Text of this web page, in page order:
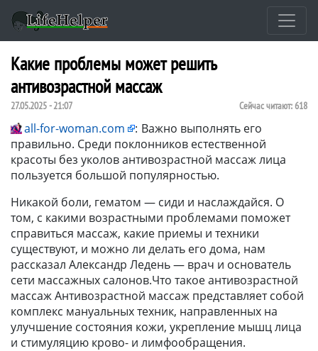
Какие проблемы может решить
антивозрастной массаж
27.05.2025 - 21:07 Сейчас читают:618
all-for-woman.com : Важно выполнять его
правильно. Среди поклонников естественной
красоты без уколов антивозрастной массаж лица
пользуется большой популярностью.
Никакой боли, гематом — сиди и наслаждайся. О
том, с какими возрастными проблемами поможет
справиться массаж, какие приемы и техники
существуют, и можно ли делать его дома, нам
рассказал Александр Ледень — врач и основатель
сети массажных салонов.Что такое антивозрастной
массаж Антивозрастной массаж представляет собой
комплекс мануальных техник, направленных на
улучшение состояния кожи, укрепление мышц лица
и стимуляцию крово- и лимфообращения.